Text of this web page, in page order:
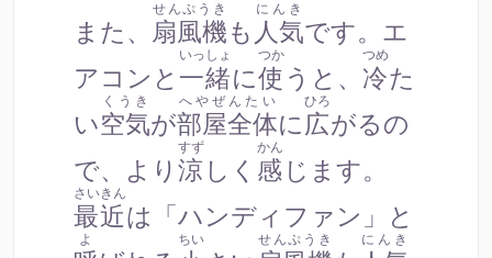
また、 扇風機
せんぷうき
も 人気
にんき
です。エ
アコンと 一緒
いっしょ
に使
つか
うと、 冷
つめ
た
い空気
くうき
が部屋全体
へやぜんたい
に広
ひろ
がるの
で、より 涼
すず
しく 感
かん
じます。
最近
さいきん
は「ハンディファン」と
よ ちい せんぷうき にんき